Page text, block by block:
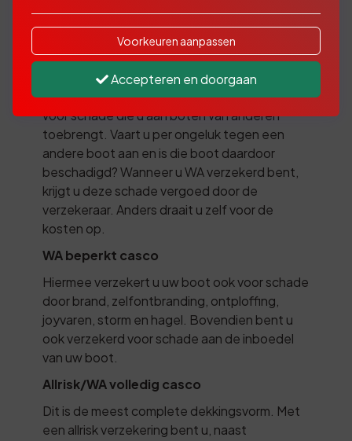
Er zijn drie dekkingsvormen voor uw
bootverzekering, namelijk:
Met een WA dekking is uw boot verzekerd
voor schade die u aan boten van anderen
toebrengt. Vaart u per ongeluk tegen een
andere boot aan en is die boot daardoor
beschadigd? Wanneer u WA verzekerd bent,
krijgt u deze schade vergoed door de
verzekeraar. Anders draait u zelf voor de
kosten op.
WA beperkt casco
Hiermee verzekert u uw boot ook voor schade
door brand, zelfontbranding, ontploffing,
joyvaren, storm en hagel. Bovendien bent u
ook verzekerd voor schade aan de inboedel
van uw boot.
Allrisk/WA volledig casco
Dit is de meest complete dekkingsvorm. Met
een allrisk verzekering bent u, naast
Voorkeuren aanpassen
Accepteren en doorgaan